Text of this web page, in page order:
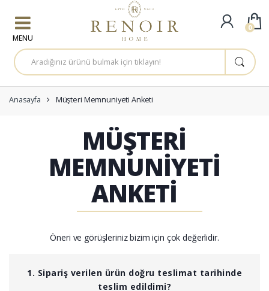
A
r
a
a
:
Anasayfa Müşteri Memnuniyeti Anketi
MÜŞTERI
MEMNUNIYETI
ANKETI
Öneri ve görüşleriniz bizim için çok değerlidir.
1. Sipariş verilen ürün doğru teslimat tarihinde
teslim edildimi?
0